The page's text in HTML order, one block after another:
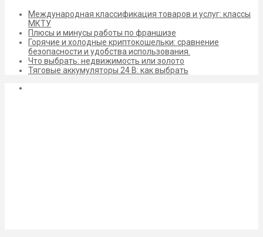
Международная классификация товаров и услуг: классы
МКТУ
Плюсы и минусы работы по франшизе
Горячие и холодные криптокошельки: сравнение
безопасности и удобства использования.
Что выбрать: недвижимость или золото
Тяговые аккумуляторы 24 В: как выбрать